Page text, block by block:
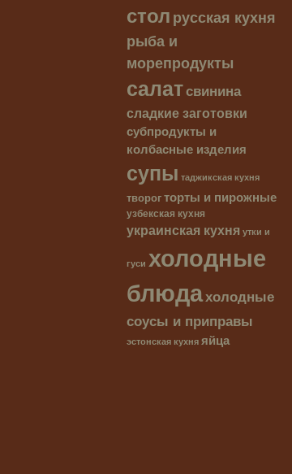
столрусская кухня
рыба и
морепродукты
салатсвинина
сладкие заготовки
субпродукты и
колбасные изделия
супы таджикская кухня
творогторты и пирожные
узбекская кухня
украинская кухня утки и
гуси холодные
блюдахолодные
соусы и приправы
эстонская кухня яйца